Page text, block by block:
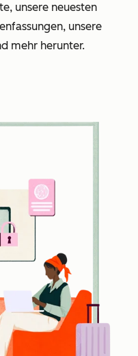
unsere neuesten
unsere
mehr herunter.